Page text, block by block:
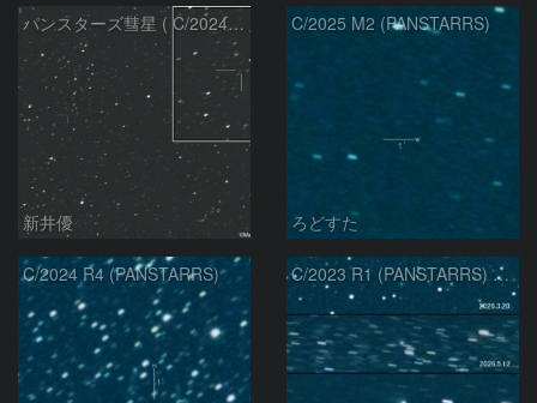
パンスターズ彗星 ( C/2024R4 )：2026/07/27
新井優
C/2025 M2 (PANSTARRS)
ろどすた
C/2024 R4 (PANSTARRS) C/2023 R1 (PANSTARRS) の変化